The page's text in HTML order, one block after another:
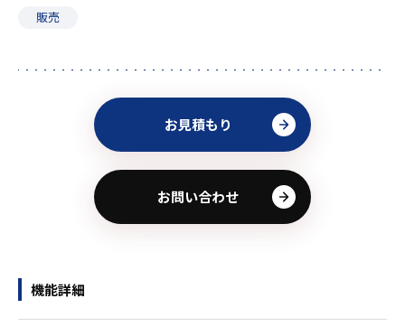
販売
お見積もり
お問い合わせ
機能詳細